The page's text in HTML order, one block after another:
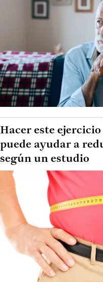
Hacer este
puede ayudar a
según un estudio